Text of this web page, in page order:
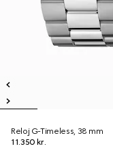
Reloj G-Timeless, 38 mm
11.350 kr.